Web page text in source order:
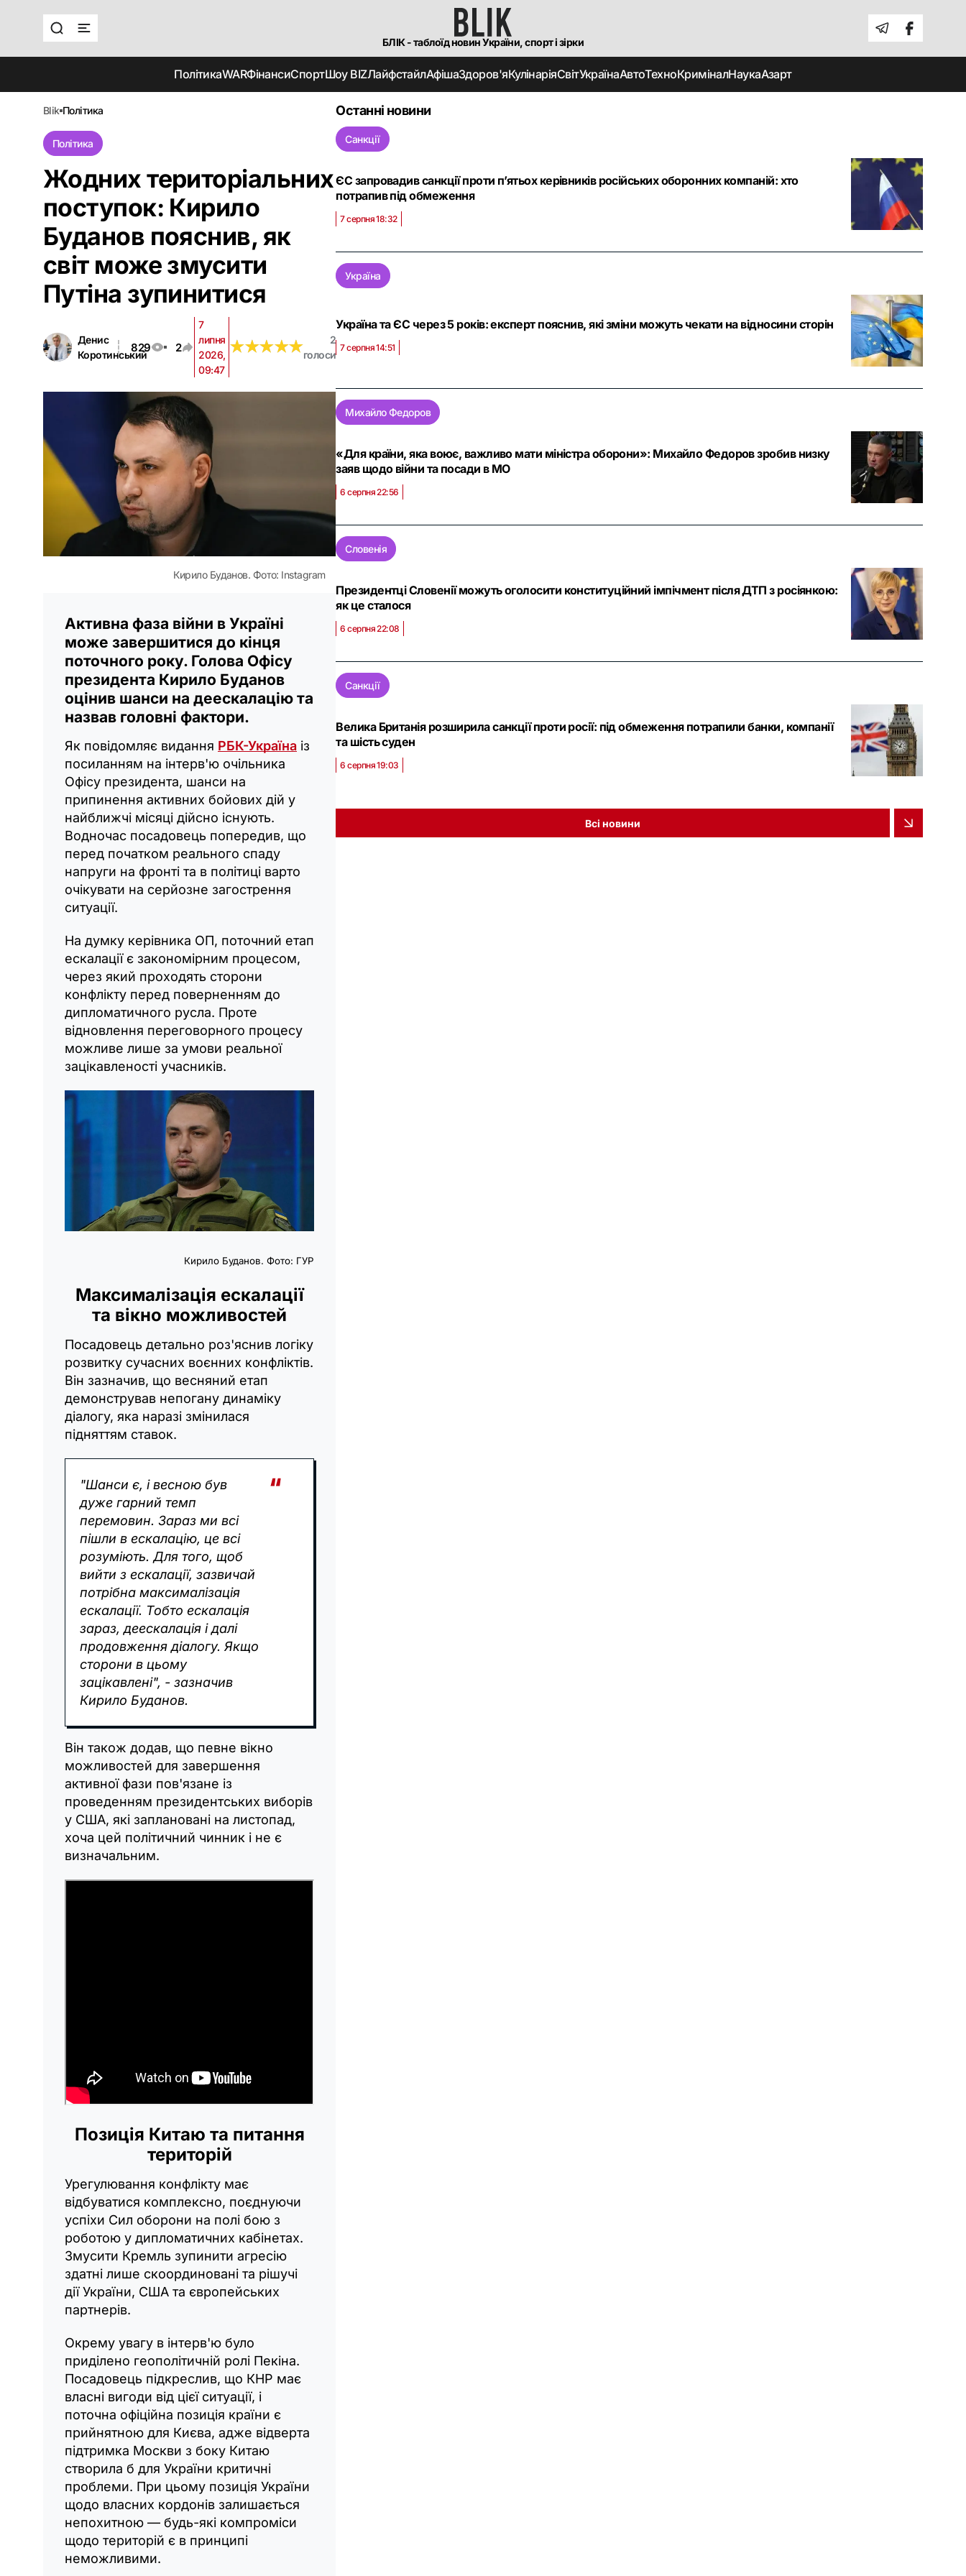
БЛІК - таблоїд новин України, спорт і зірки
ПолітикаWARФінансиСпортШоу BIZЛайфстайлАфішаЗдоров'яКулінаріяСвітУкраїнаАвтоТехноКриміналНаукаАзарт
blik політика
Політика
Жодних територіальних
поступок: Кирило
Буданов пояснив, як
світ може змусити
Путіна зупинитися
Денис
Коротинський
829 2
7
липня
2026,
09:47
★★★★★
★★★★★
2
голоси
Кирило Буданов. Фото: Instagram
Активна фаза війни в Україні
може завершитися до кінця
поточного року. Голова Офісу
президента Кирило Буданов
оцінив шанси на деескалацію та
назвав головні фактори.
Як повідомляє видання РБК-Україна із
посиланням на інтерв'ю очільника
Офісу президента, шанси на
припинення активних бойових дій у
найближчі місяці дійсно існують.
Водночас посадовець попередив, що
перед початком реального спаду
напруги на фронті та в політиці варто
очікувати на серйозне загострення
ситуації.
На думку керівника ОП, поточний етап
ескалації є закономірним процесом,
через який проходять сторони
конфлікту перед поверненням до
дипломатичного русла. Проте
відновлення переговорного процесу
можливе лише за умови реальної
зацікавленості учасників.
Кирило Буданов. Фото: ГУР
Максималізація ескалації
та вікно можливостей
Посадовець детально роз'яснив логіку
розвитку сучасних воєнних конфліктів.
Він зазначив, що весняний етап
демонстрував непогану динаміку
діалогу, яка наразі змінилася
підняттям ставок.
"Шанси є, і весною був
дуже гарний темп
перемовин. Зараз ми всі
пішли в ескалацію, це всі
розуміють. Для того, щоб
вийти з ескалації, зазвичай
потрібна максималізація
ескалації. Тобто ескалація
зараз, деескалація і далі
продовження діалогу. Якщо
сторони в цьому
зацікавлені", - зазначив
Кирило Буданов.
Він також додав, що певне вікно
можливостей для завершення
активної фази пов'язане із
проведенням президентських виборів
у США, які заплановані на листопад,
хоча цей політичний чинник і не є
визначальним.
Позиція Китаю та питання
територій
Урегулювання конфлікту має
відбуватися комплексно, поєднуючи
успіхи Сил оборони на полі бою з
роботою у дипломатичних кабінетах.
Змусити Кремль зупинити агресію
здатні лише скоординовані та рішучі
дії України, США та європейських
партнерів.
Окрему увагу в інтерв'ю було
приділено геополітичній ролі Пекіна.
Посадовець підкреслив, що КНР має
власні вигоди від цієї ситуації, і
поточна офіційна позиція країни є
прийнятною для Києва, адже відверта
підтримка Москви з боку Китаю
створила б для України критичні
проблеми. При цьому позиція України
щодо власних кордонів залишається
непохитною — будь-які компроміси
щодо територій є в принципі
неможливими.
Останні новини
Санкції
ЄС запровадив санкції проти п’ятьох керівників російських оборонних компаній: хто
потрапив під обмеження
7 серпня 18:32
Україна
Україна та ЄС через 5 років: експерт пояснив, які зміни можуть чекати на відносини сторін
7 серпня 14:51
Михайло Федоров
«Для країни, яка воює, важливо мати міністра оборони»: Михайло Федоров зробив низку
заяв щодо війни та посади в МО
6 серпня 22:56
Словенія
Президентці Словенії можуть оголосити конституційний імпічмент після ДТП з росіянкою:
як це сталося
6 серпня 22:08
Санкції
Велика Британія розширила санкції проти росії: під обмеження потрапили банки, компанії
та шість суден
6 серпня 19:03
Всі новини